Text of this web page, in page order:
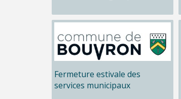
Fermeture estivale des
services municipaux